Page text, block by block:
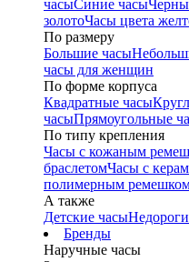
часыСиние часы
золотоЧасы цвета
По размеру
Большие часы
часы для женщин
По форме корпуса
Квадратные часы
часыПрямоугольные
По типу крепления
Часы с кожаным
браслетомЧасы с
полимерным
А также
Детские часы
Бренды
Наручные часы